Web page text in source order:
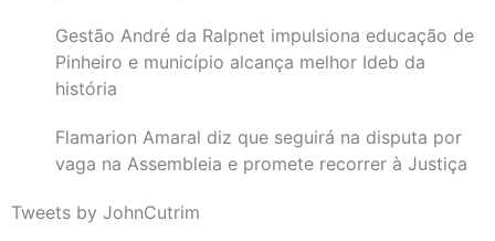
Gestão André da Ralpnet impulsiona educação de
Pinheiro e município alcança melhor Ideb da
história
Flamarion Amaral diz que seguirá na disputa por
vaga na Assembleia e promete recorrer à Justiça
Tweets by JohnCutrim